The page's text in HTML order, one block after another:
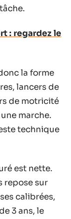
: regardez le
la forme
lancers de
de motricité
marche.
technique
est nette.
repose sur
calibrées,
3 ans, le